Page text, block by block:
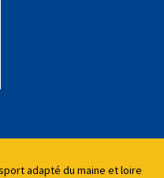
adapté du maine et loire